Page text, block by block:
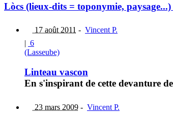
Lòcs (lieux-dits = toponymie, paysage...)
17 août 2011 - Vincent P.
| 6
(Lasseube)
Linteau vascon
En s'inspirant de cette devanture
23 mars 2009 - Vincent P.